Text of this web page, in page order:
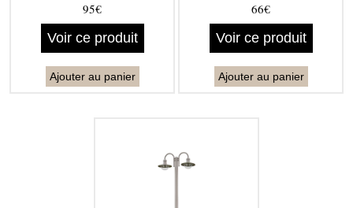
95€
Voir ce produit
Ajouter au panier
66€
Voir ce produit
Ajouter au panier